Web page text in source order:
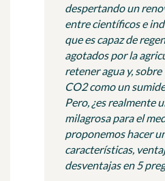
despertando un
entre científicos e
que es capaz de
agotados por la
retener agua y,
CO2 como un
Pero, ¿es realmente
milagrosa para el
proponemos hacer
características,
desventajas en 5